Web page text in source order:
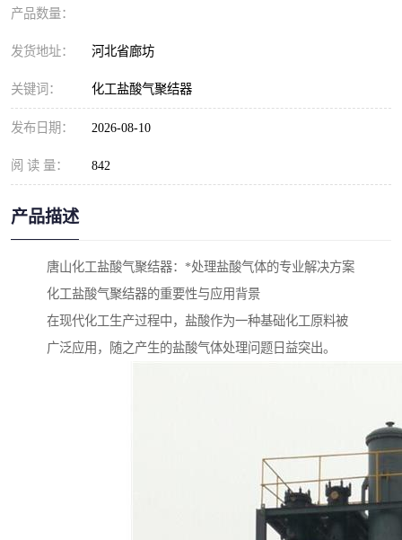
产品数量：
发货地址： 河北省廊坊
关键词： 化工盐酸气聚结器
发布日期： 2026-08-10
阅 读 量： 842
产品描述
唐山化工盐酸气聚结器：*处理盐酸气体的专业解决方案
化工盐酸气聚结器的重要性与应用背景
在现代化工生产过程中，盐酸作为一种基础化工原料被
广泛应用，随之产生的盐酸气体处理问题日益突出。